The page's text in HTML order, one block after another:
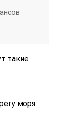
такие
моря.